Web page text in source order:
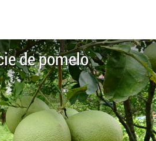
de pomelo